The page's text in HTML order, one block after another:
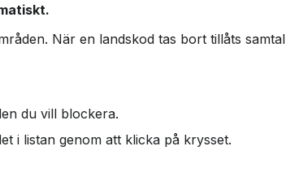
När en landskod tas bort tillåts samtal
du vill blockera.
i listan genom att klicka på krysset.